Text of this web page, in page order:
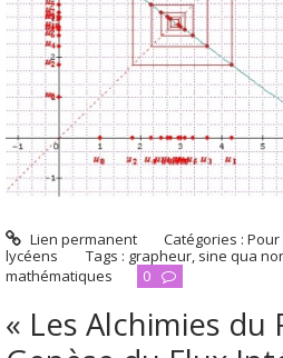
Lien permanent Catégories :
lycéens
Tags : grapheur, sine qua
mathématiques
0
« Les Alchimies du